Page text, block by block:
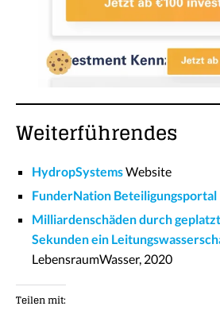
Weiterführendes
HydropSystemsWebsite
FunderNation Beteiligungsportal
Mil­li­ar­den­schä­den durch
Sekunden ein
LebensraumWasser, 2020
Teilen mit: